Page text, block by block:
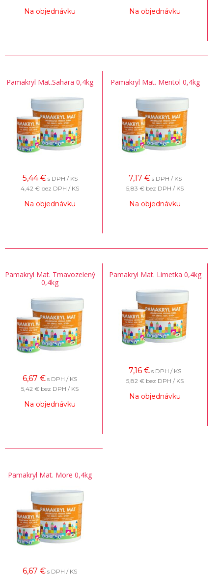
Na objednávku Na objednávku
Pamakryl Mat.Sahara 0,4kg
5,44 € s DPH / KS
4,42 € bez DPH / KS
Na objednávku
Pamakryl Mat. Mentol 0,4kg
7,17 € s DPH / KS
5,83 € bez DPH / KS
Na objednávku
Pamakryl Mat. Tmavozelený
0,4kg
6,67 € s DPH / KS
5,42 € bez DPH / KS
Na objednávku
Pamakryl Mat. Limetka 0,4kg
7,16 € s DPH / KS
5,82 € bez DPH / KS
Na objednávku
Pamakryl Mat. More 0,4kg
6,67 € s DPH / KS